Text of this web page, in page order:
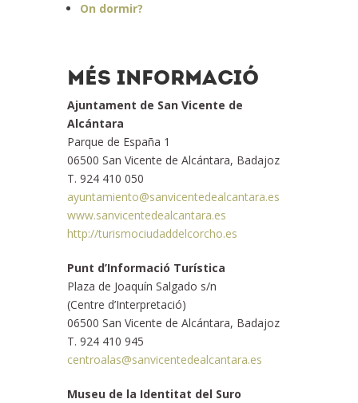
On dormir?
MÉS INFORMACIÓ
Ajuntament de San Vicente de
Alcántara
Parque de España 1
06500 San Vicente de Alcántara, Badajoz
T. 924 410 050
ayuntamiento@sanvicentedealcantara.es
www.sanvicentedealcantara.es
http://turismociudaddelcorcho.es
Punt d’Informació Turística
Plaza de Joaquín Salgado s/n
(Centre d’Interpretació)
06500 San Vicente de Alcántara, Badajoz
T. 924 410 945
centroalas@sanvicentedealcantara.es
Museu de la Identitat del Suro